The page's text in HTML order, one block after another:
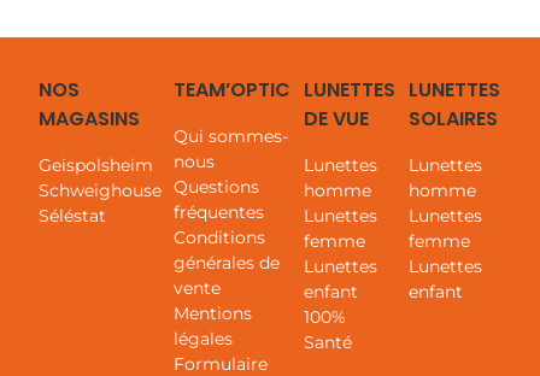
NOS
MAGASINS
Geispolsheim
Schweighouse
Séléstat
TEAM’OPTIC
Qui sommes-
nous
Questions
fréquentes
Conditions
générales de
vente
Mentions
légales
Formulaire
LUNETTES
DE VUE
Lunettes
homme
Lunettes
femme
Lunettes
enfant
100%
Santé
LUNETTES
SOLAIRES
Lunettes
homme
Lunettes
femme
Lunettes
enfant